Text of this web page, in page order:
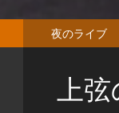
上
夜のライブ